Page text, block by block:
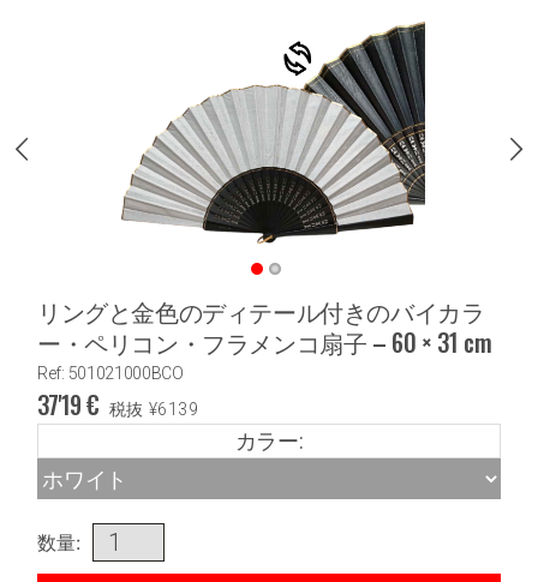
リングと金色のディテール付きのバイカラ
ー・ペリコン・フラメンコ扇子 – 60 × 31 cm
Ref: 501021000BCO
37'19€ 税抜 ¥6139
カラー:
数量: